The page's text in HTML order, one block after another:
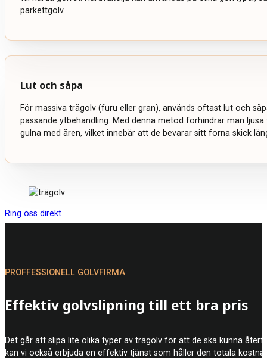
parkettgolv.
Lut och såpa
För massiva trägolv (furu eller gran), används oftast lut och
passande ytbehandling. Med denna metod förhindrar man
gulna med åren, vilket innebär att de bevarar sitt forna skick
Ring oss direkt
Effektiv golvslipning till ett bra pris
Det går att slipa lite olika typer av trägolv för att de ska kunna
kan vi också erbjuda en effektiv tjänst som håller den totala
PROFFESSIONELL GOLVFIRMA